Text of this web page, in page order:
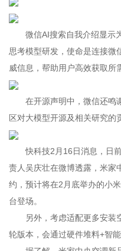
微信AI搜索自我介绍显示
思考模型研发，使命是连接微
威信息，帮助用户高效获取所
在开源声明中，微信还鸣
区对大模型开源及相关研究的
快科技2月16日消息，日前
责人吴庆壮在微博透露，米家
约，预计将在2月底举办的小
台登场。
另外，考虑适配更多安装
轮版本，会通过硬件堆料+智